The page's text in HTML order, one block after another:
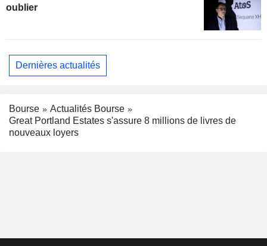
oublier
Dernières actualités
Bourse
Actualités Bourse
Great Portland Estates s'assure 8 millions de livres de
nouveaux loyers